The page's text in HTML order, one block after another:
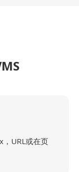
URL或在页